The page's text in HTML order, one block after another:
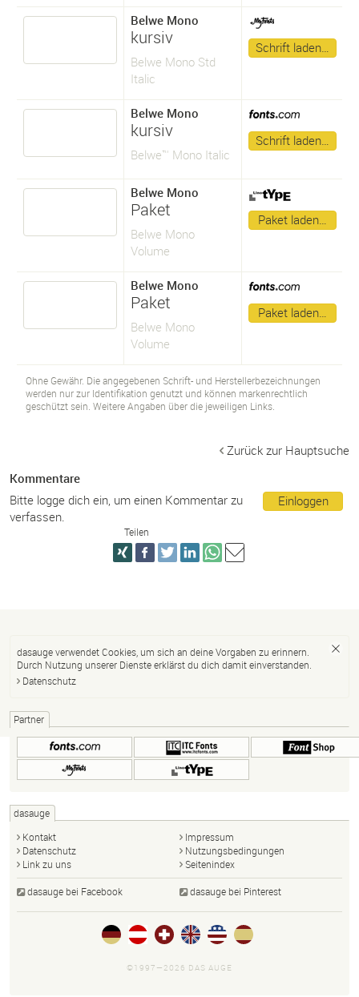
Belwe Mono
kursiv
Belwe Mono Std
Italic
Schrift laden…
Belwe Mono
kursiv
Belwe™ Mono Italic
Schrift laden…
Belwe Mono
Paket
Belwe Mono
Volume
Paket laden…
Belwe Mono
Paket
Belwe Mono
Volume
Paket laden…
Ohne Gewähr. Die angegebenen Schrift- und Herstellerbezeichnungen
werden nur zur Identifikation genutzt und können markenrechtlich
geschützt sein. Weitere Angaben über die jeweiligen Links.
Zurück zur Hauptsuche
Kommentare
Einloggen
Bitte logge dich ein, um einen Kommentar zu
verfassen.
Teilen
dasauge verwendet Cookies, um sich an deine Vorgaben zu erinnern.
Durch Nutzung unserer Dienste erklärst du dich damit einverstanden.
Datenschutz
Partner
dasauge
Kontakt
Impressum
Datenschutz
Nutzungsbedingungen
Link zu uns
Seitenindex
dasauge bei Facebook dasauge bei Pinterest
©1997—2026 DAS AUGE